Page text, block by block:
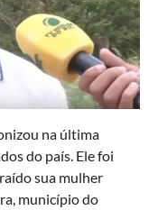
na última
do país. Ele foi
sua mulher
município do